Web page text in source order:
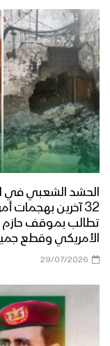
32 آخرين بهجمات
تطالب بموقف حازم
الأمريكي وقطع
29/07/2026